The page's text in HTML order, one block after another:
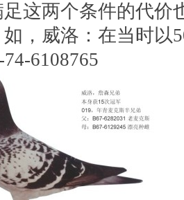
这两个条件的代价
，威洛：在当时以
6108765